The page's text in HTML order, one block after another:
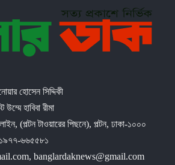
হোসেন সিদ্দিকী
হাবিবা রীমা
(পল্টন টাওয়ারের পিছনে), পল্টন, ঢাকা-১০০০
৬৬৫৫৮১
banglardaknews@gmail.com